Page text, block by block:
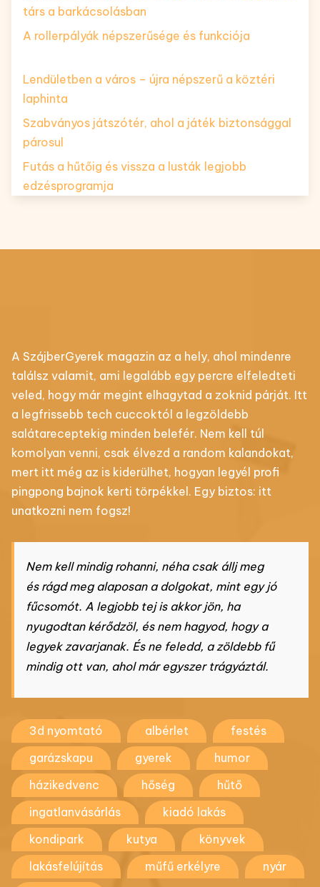
társ a barkácsolásban
A rollerpályák népszerűsége és funkciója
Lendületben a város – újra népszerű a köztéri
laphinta
Szabványos játszótér, ahol a játék biztonsággal
párosul
Futás a hűtőig és vissza a lusták legjobb
edzésprogramja
A SzájberGyerek magazin az a hely, ahol mindenre
találsz valamit, ami legalább egy percre elfeledteti
veled, hogy már megint elhagytad a zoknid párját. Itt
a legfrissebb tech cuccoktól a legzöldebb
salátareceptekig minden belefér. Nem kell túl
komolyan venni, csak élvezd a random kalandokat,
mert itt még az is kiderülhet, hogyan legyél profi
pingpong bajnok kerti törpékkel. Egy biztos: itt
unatkozni nem fogsz!
Nem kell mindig rohanni, néha csak állj meg
és rágd meg alaposan a dolgokat, mint egy jó
fűcsomót. A legjobb tej is akkor jön, ha
nyugodtan kérődzöl, és nem hagyod, hogy a
legyek zavarjanak. És ne feledd, a zöldebb fű
mindig ott van, ahol már egyszer trágyáztál.
3d nyomtató albérlet
festés
garázskapu
gyerek
humor
házikedvenc
hőség
hűtő
ingatlanvásárlás
kiadó lakás
kondipark
kutya
könyvek
lakásfelújítás
műfű erkélyre
nyár